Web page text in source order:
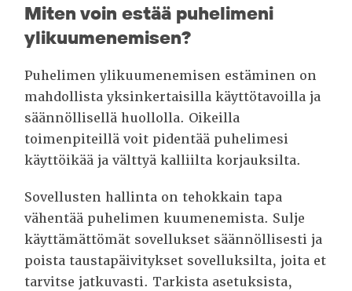
Miten voin estää puhelimeni
ylikuumenemisen?
Puhelimen ylikuumenemisen estäminen on
mahdollista yksinkertaisilla käyttötavoilla ja
säännöllisellä huollolla. Oikeilla
toimenpiteillä voit pidentää puhelimesi
käyttöikää ja välttyä kalliilta korjauksilta.
Sovellusten hallinta on tehokkain tapa
vähentää puhelimen kuumenemista. Sulje
käyttämättömät sovellukset säännöllisesti ja
poista taustapäivitykset sovelluksilta, joita et
tarvitse jatkuvasti. Tarkista asetuksista,